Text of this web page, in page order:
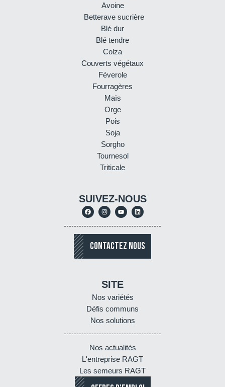
Avoine
Betterave sucrière
Blé dur
Blé tendre
Colza
Couverts végétaux
Féverole
Fourragères
Maïs
Orge
Pois
Soja
Sorgho
Tournesol
Triticale
SUIVEZ-NOUS
CONTACTEZ NOUS
SITE
Nos variétés
Défis communs
Nos solutions
Nos actualités
L'entreprise RAGT
Les semeurs RAGT